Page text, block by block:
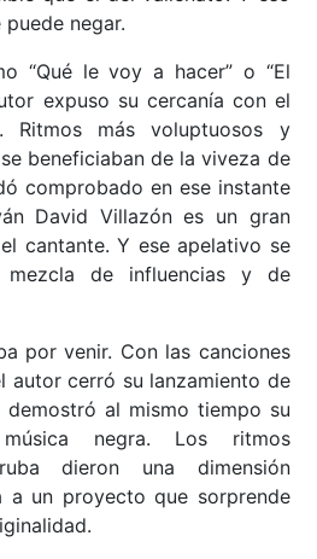
negar.
“Qué le voy a hacer” o “El
expuso su cercanía con el
más voluptuosos y
beneficiaban de la viveza de
comprobado en ese instante
David Villazón es un gran
cantante. Y ese apelativo se
de influencias y de
por venir. Con las canciones
autor cerró su lanzamiento de
demostró al mismo tiempo su
negra. Los ritmos
dieron una dimensión
a un proyecto que sorprende